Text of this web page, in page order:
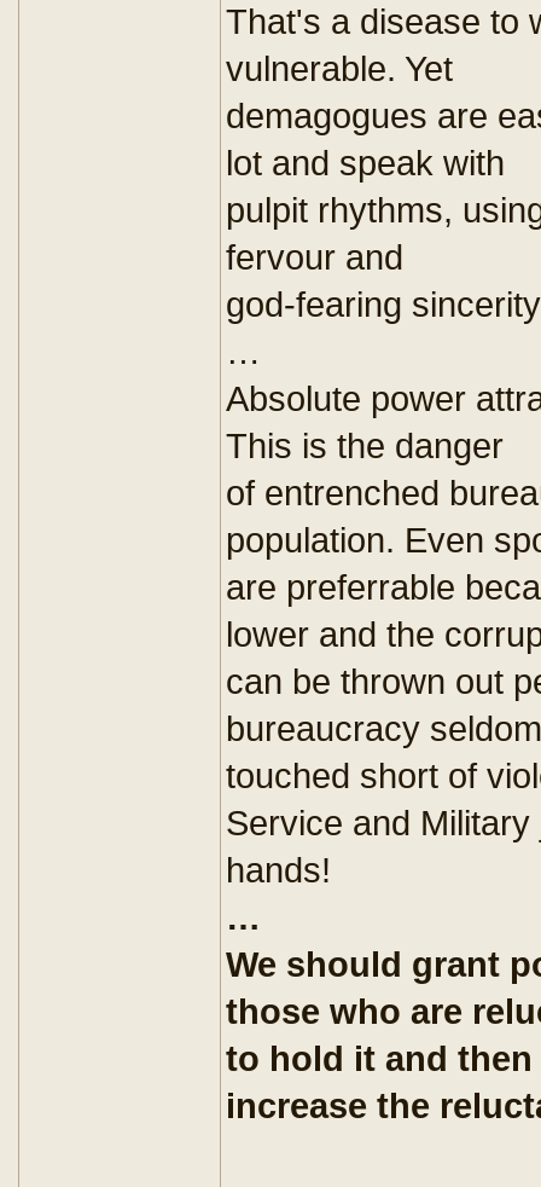
That's a disease to
vulnerable. Yet
demagogues are
lot and speak with
pulpit rhythms,
fervour and
god-fearing
…
Absolute power
This is the danger
of entrenched
population. Even
are preferrable
lower and the
can be thrown out
bureaucracy
touched short of
Service and Military
hands!
…
We should grant
those who are
to hold it and
increase the